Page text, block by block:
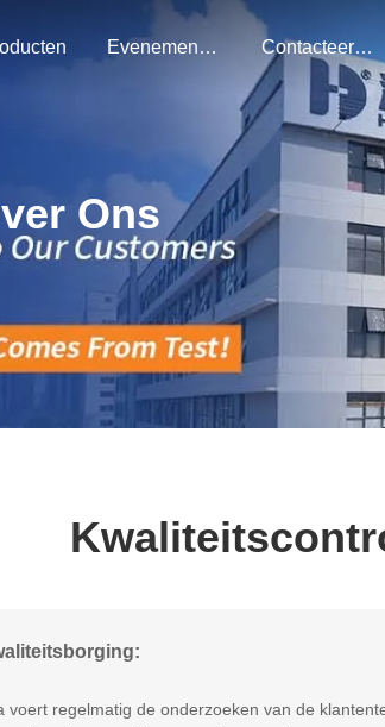
Evenementen Contacteer Ons
Ons
voert regelmatig de onderzoeken van de